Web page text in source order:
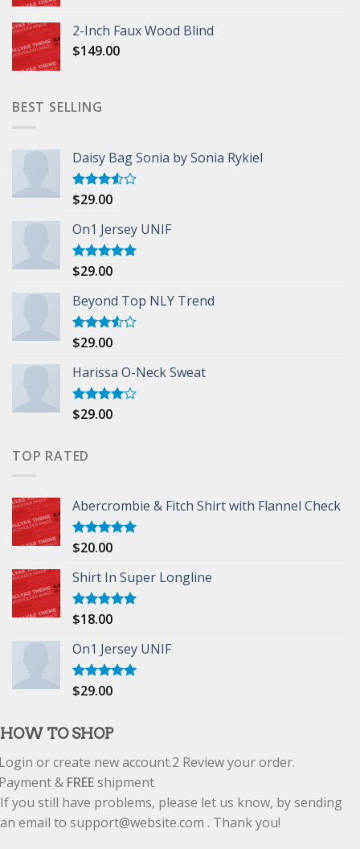
2-Inch Faux Wood Blind
$149.00
BEST SELLING
Daisy Bag Sonia by Sonia Rykiel
Rated
of 5
$29.00
On1 Jersey UNIF
Rated5.00
$29.00
Beyond Top NLY Trend
Rated
of 5
$29.00
Harissa O-Neck Sweat
Rated
$29.00
TOP RATED
Abercrombie & Fitch Shirt with Flannel Check
Rated5.00
$20.00
Shirt In Super Longline
Rated5.00
$18.00
On1 Jersey UNIF
Rated5.00
$29.00
HOW TO SHOP
or create new account.2 Review your order.
& FREEshipment
If you still have problems, please let us know, by sending
an email to support@website.com . Thank you!